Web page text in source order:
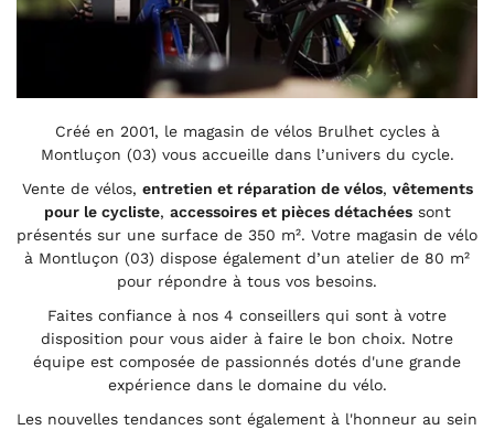
Créé en 2001, le magasin de vélos Brulhet cycles à
Montluçon (03) vous accueille dans l’univers du cycle.
Vente de vélos, entretien et réparation de vélos, vêtements
pour le cycliste, accessoires et pièces détachéessont
présentés sur une surface de 350 m². Votre magasin de vélo
à Montluçon (03) dispose également d’un atelier de 80 m²
pour répondre à tous vos besoins.
Faites confiance à nos 4 conseillers qui sont à votre
disposition pour vous aider à faire le bon choix. Notre
équipe est composée de passionnés dotés d'une grande
expérience dans le domaine du vélo.
Les nouvelles tendances sont également à l'honneur au sein